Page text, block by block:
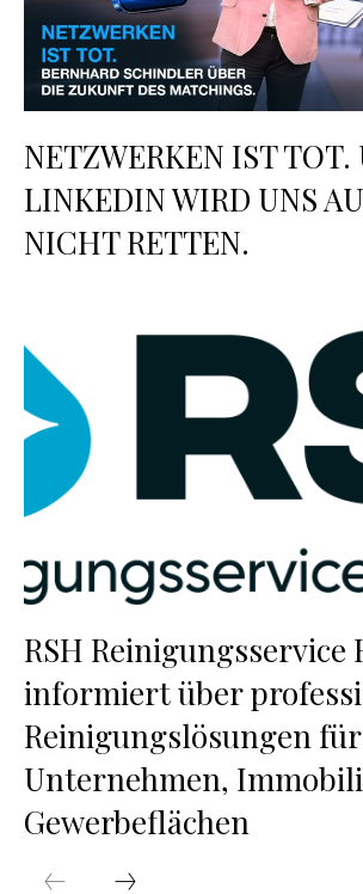
NETZWERKEN IST TOT.
LINKEDIN WIRD UNS
NICHT RETTEN.
RSH Reinigungsservice
informiert über
Reinigungslösungen für
Unternehmen,
Gewerbeflächen